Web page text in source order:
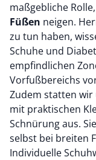
maßgebliche
Füßen neigen.
zu tun haben,
Schuhe und
empfindlichen
Vorfußbereichs
Zudem statten
mit praktischen
Schnürung aus.
selbst bei breiten
Individuelle